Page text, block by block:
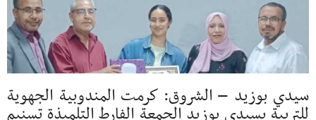
سيدي بوزيد – الشروق: كرمت المندوبية الجهوية